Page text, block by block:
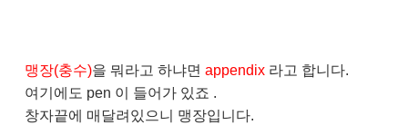
맹장(충수)을 뭐라고 하냐면 appendix 라고 합니다.
여기에도 pen 이 들어가 있죠 .
창자끝에 매달려있으니 맹장입니다.